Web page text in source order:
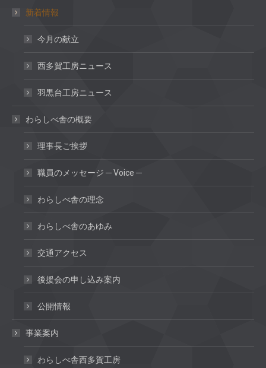
新着情報
今月の献立
西多賀工房ニュース
羽黒台工房ニュース
わらしべ舎の概要
理事長ご挨拶
職員のメッセージ ─ Voice ─
わらしべ舎の理念
わらしべ舎のあゆみ
交通アクセス
後援会の申し込み案内
公開情報
事業案内
わらしべ舎西多賀工房